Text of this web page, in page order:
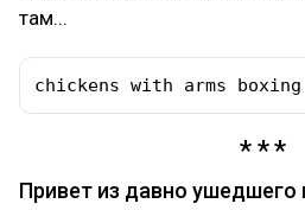
там...
chickens with arms boxing
Привет из давно ушедшего